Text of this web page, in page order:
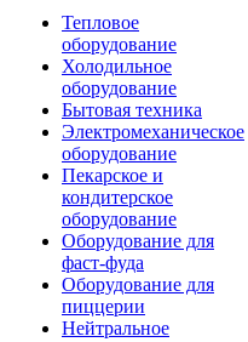
Тепловое
оборудование
Холодильное
оборудование
Бытовая техника
Электромеханическое
оборудование
Пекарское и
кондитерское
оборудование
Оборудование для
фаст-фуда
Оборудование для
пиццерии
Нейтральное